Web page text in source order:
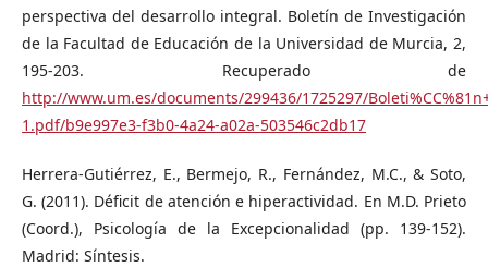
perspectiva del desarrollo integral. Boletín de Investigación
de la Facultad de Educación de la Universidad de Murcia, 2,
195-203. Recuperado de
http://www.um.es/documents/299436/1725297/
1.pdf/b9e997e3-f3b0-4a24-a02a-503546c2db17
Herrera-Gutiérrez, E., Bermejo, R., Fernández, M.C., & Soto,
G. (2011). Déficit de atención e hiperactividad. En M.D. Prieto
(Coord.), Psicología de la Excepcionalidad (pp. 139-152).
Madrid: Síntesis.